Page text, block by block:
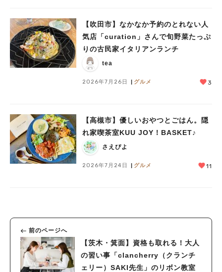
【吹田市】なかなか予約のとれない人
気店「curation」さんで旬野菜たっぷ
りの古民家イタリアンランチ
tea
2026年7月26日 グルメ 3
【高槻市】優しいおやつとごはん。隠
れ家喫茶室KUU JOY！BASKET♪
さえぴよ
2026年7月24日 グルメ 11
前のページへ
【茨木・箕面】資格も取れる！大人
の習い事「clancherry（クランチ
ェリー）SAKI先生」のリボン教室